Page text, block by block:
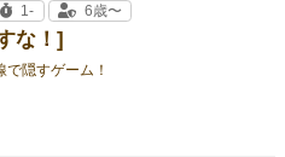
な！]
で隠すゲーム！
1- 6歳〜